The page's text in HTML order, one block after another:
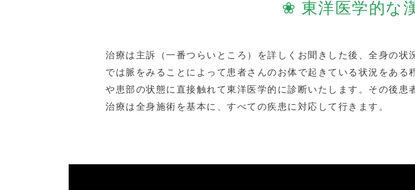
❀ 東洋医学的な
治療は主訴（一番つらいところ）を詳しくお聞きした後、全身の
では脈をみることによって患者さんのお体で起きている状況をあ
や患部の状態に直接触れて東洋医学的に診断いたします。その後患
治療は全身施術を基本に、すべての疾患に対応して行きます。